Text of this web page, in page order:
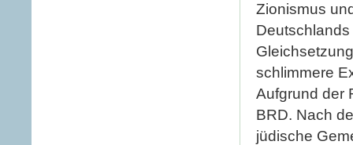
Zionismus
schlimmere
Aufgrund der
BRD. Nach
jüdische